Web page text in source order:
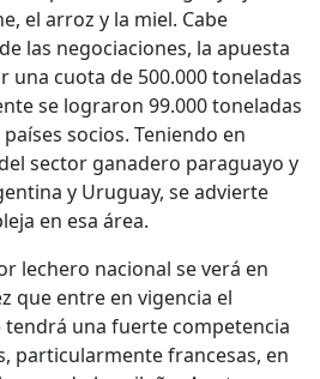
el arroz y la miel. Cabe
las negociaciones, la apuesta
una cuota de 500.000 toneladas
se lograron 99.000 toneladas
socios. Teniendo en
sector ganadero paraguayo y
y Uruguay, se advierte
en esa área.
lechero nacional se verá en
que entre en vigencia el
una fuerte competencia
particularmente francesas, en